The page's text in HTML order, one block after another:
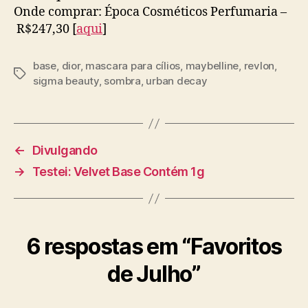
Onde comprar: Época Cosméticos Perfumaria –
R$247,30 [aqui]
Tags
base, dior, mascara para cílios, maybelline, revlon,
sigma beauty, sombra, urban decay
←
Divulgando
→
Testei: Velvet Base Contém 1g
6 respostas em “Favoritos
de Julho”